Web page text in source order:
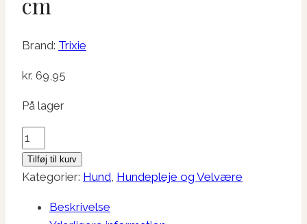
Brand: Trixie
kr. 69,95
På lager
Hvalpeunderlag
60
x
Tilføj til kurv
Kategorier: Hund, Hundepleje og Velvære
Beskrivelse